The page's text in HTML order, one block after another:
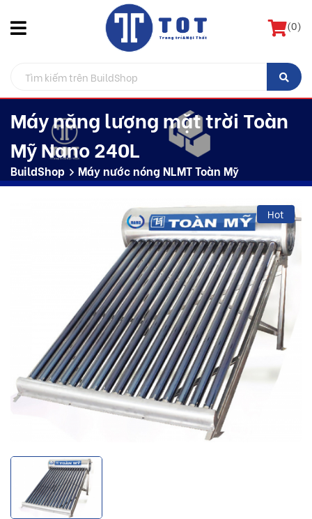
(0)
Máy năng lượng mặt trời Toàn
Mỹ Nano 240L
BuildShop Máy nước nóng NLMT Toàn Mỹ
Hot